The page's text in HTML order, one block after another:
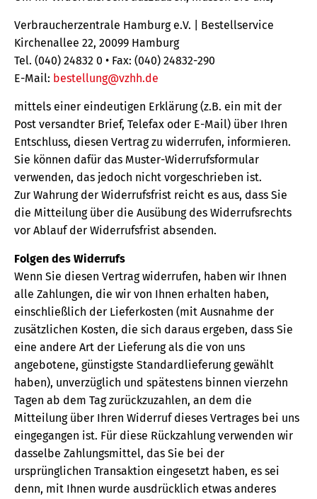
Verbraucherzentrale Hamburg e.V. | Bestellservice
Kirchenallee 22, 20099 Hamburg
Tel. (040) 24832 0 • Fax: (040) 24832-290
E-Mail: bestellung@vzhh.de
mittels einer eindeutigen Erklärung (z.B. ein mit der
Post versandter Brief, Telefax oder E-Mail) über Ihren
Entschluss, diesen Vertrag zu widerrufen, informieren.
Sie können dafür das Muster-Widerrufsformular
verwenden, das jedoch nicht vorgeschrieben ist.
Zur Wahrung der Widerrufsfrist reicht es aus, dass Sie
die Mitteilung über die Ausübung des Widerrufsrechts
vor Ablauf der Widerrufsfrist absenden.
Folgen des Widerrufs
Wenn Sie diesen Vertrag widerrufen, haben wir Ihnen
alle Zahlungen, die wir von Ihnen erhalten haben,
einschließlich der Lieferkosten (mit Ausnahme der
zusätzlichen Kosten, die sich daraus ergeben, dass Sie
eine andere Art der Lieferung als die von uns
angebotene, günstigste Standardlieferung gewählt
haben), unverzüglich und spätestens binnen vierzehn
Tagen ab dem Tag zurückzuzahlen, an dem die
Mitteilung über Ihren Widerruf dieses Vertrages bei uns
eingegangen ist. Für diese Rückzahlung verwenden wir
dasselbe Zahlungsmittel, das Sie bei der
ursprünglichen Transaktion eingesetzt haben, es sei
denn, mit Ihnen wurde ausdrücklich etwas anderes